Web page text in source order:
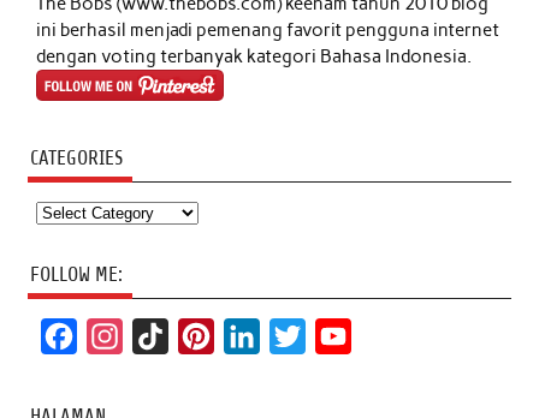
ini berhasil menjadi pemenang favorit pengguna internet
dengan voting terbanyak kategori Bahasa Indonesia.
CATEGORIES
Categories
FOLLOW ME:
c